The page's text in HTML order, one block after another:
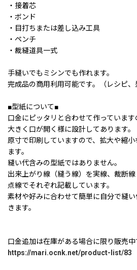
・接着芯
・ボンド
・目打ちまたは差し込み工具
・ペンチ
・裁縫道具一式
手縫いでもミシンでも作れます。
完成品の商用利用可能です。（レシピ、
■型紙について■
口金にピッタリと合わせて作っています
大きく口が開く様に設計してあります。
原寸で印刷していますので、拡大や縮
ます。
縫い代含みの型紙ではありません。
出来上がり線（縫う線）を実線、裁断
点線でそれぞれ記載しています。
素材や好みに合わせて簡単に自分で縫
きます。
口金追加は在庫がある場合に限り販売中
https://mari.ocnk.net/product-list/83